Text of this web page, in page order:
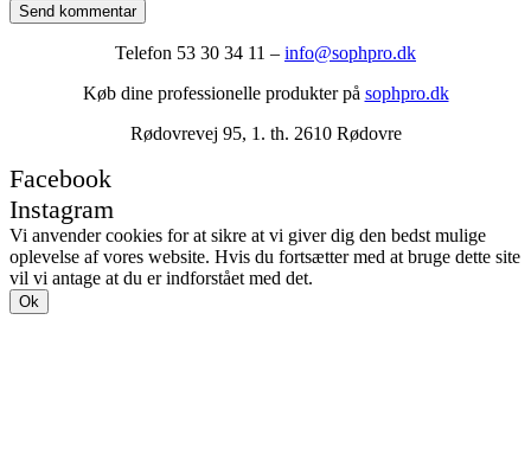
Send kommentar
Telefon 53 30 34 11 – info@sophpro.dk
Køb dine professionelle produkter på sophpro.dk
Rødovrevej 95, 1. th. 2610 Rødovre
Facebook
Instagram
Vi anvender cookies for at sikre at vi giver dig den bedst mulige
oplevelse af vores website. Hvis du fortsætter med at bruge dette site
vil vi antage at du er indforstået med det.
Ok